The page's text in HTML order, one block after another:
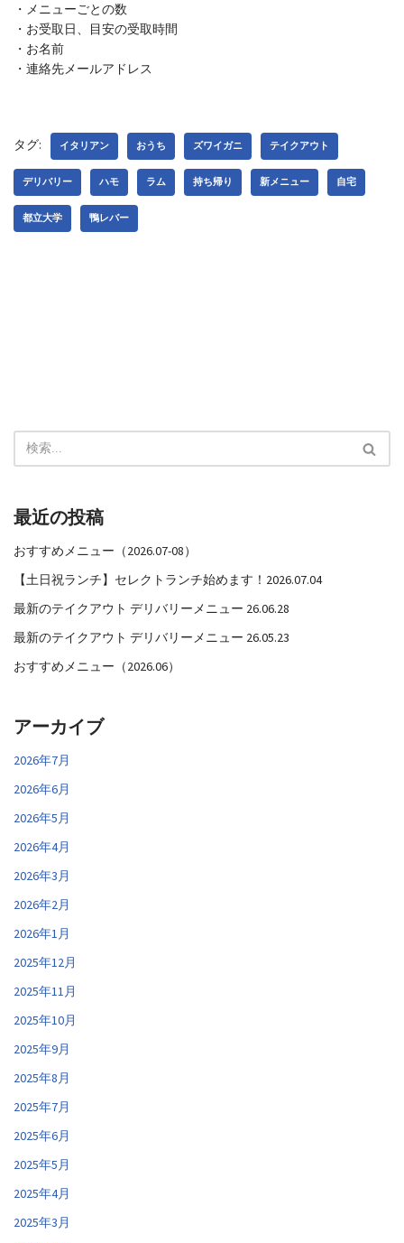
・メニューごとの数
・お受取日、目安の受取時間
・お名前
・連絡先メールアドレス
タグ: イタリアン おうち ズワイガニ テイクアウト
デリバリー ハモ ラム 持ち帰り 新メニュー 自宅
都立大学 鴨レバー
最近の投稿
おすすめメニュー（2026.07-08）
【土日祝ランチ】セレクトランチ始めます！2026.07.04
最新のテイクアウト デリバリーメニュー 26.06.28
最新のテイクアウト デリバリーメニュー 26.05.23
おすすめメニュー（2026.06）
アーカイブ
2026年7月
2026年6月
2026年5月
2026年4月
2026年3月
2026年2月
2026年1月
2025年12月
2025年11月
2025年10月
2025年9月
2025年8月
2025年7月
2025年6月
2025年5月
2025年4月
2025年3月